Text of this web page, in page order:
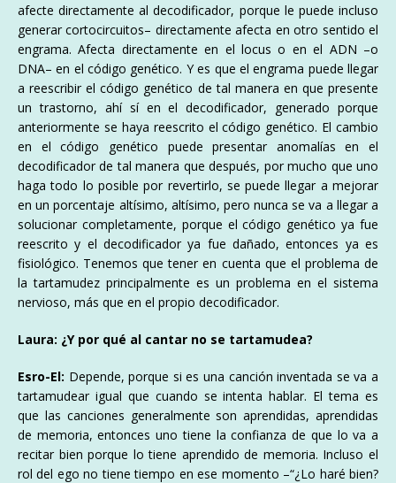
afecte directamente al decodificador, porque le puede incluso
generar cortocircuitos– directamente afecta en otro sentido el
engrama. Afecta directamente en el locus o en el ADN –o
DNA– en el código genético. Y es que el engrama puede llegar
a reescribir el código genético de tal manera en que presente
un trastorno, ahí sí en el decodificador, generado porque
anteriormente se haya reescrito el código genético. El cambio
en el código genético puede presentar anomalías en el
decodificador de tal manera que después, por mucho que uno
haga todo lo posible por revertirlo, se puede llegar a mejorar
en un porcentaje altísimo, altísimo, pero nunca se va a llegar a
solucionar completamente, porque el código genético ya fue
reescrito y el decodificador ya fue dañado, entonces ya es
fisiológico. Tenemos que tener en cuenta que el problema de
la tartamudez principalmente es un problema en el sistema
nervioso, más que en el propio decodificador.
Laura: ¿Y por qué al cantar no se tartamudea?
Esro-El: Depende, porque si es una canción inventada se va a
tartamudear igual que cuando se intenta hablar. El tema es
que las canciones generalmente son aprendidas, aprendidas
de memoria, entonces uno tiene la confianza de que lo va a
recitar bien porque lo tiene aprendido de memoria. Incluso el
rol del ego no tiene tiempo en ese momento –“¿Lo haré bien?